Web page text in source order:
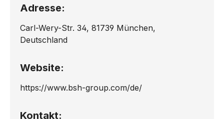
Adresse:
Carl-Wery-Str. 34, 81739 München,
Deutschland
Website:
https://www.bsh-group.com/de/
Kontakt: